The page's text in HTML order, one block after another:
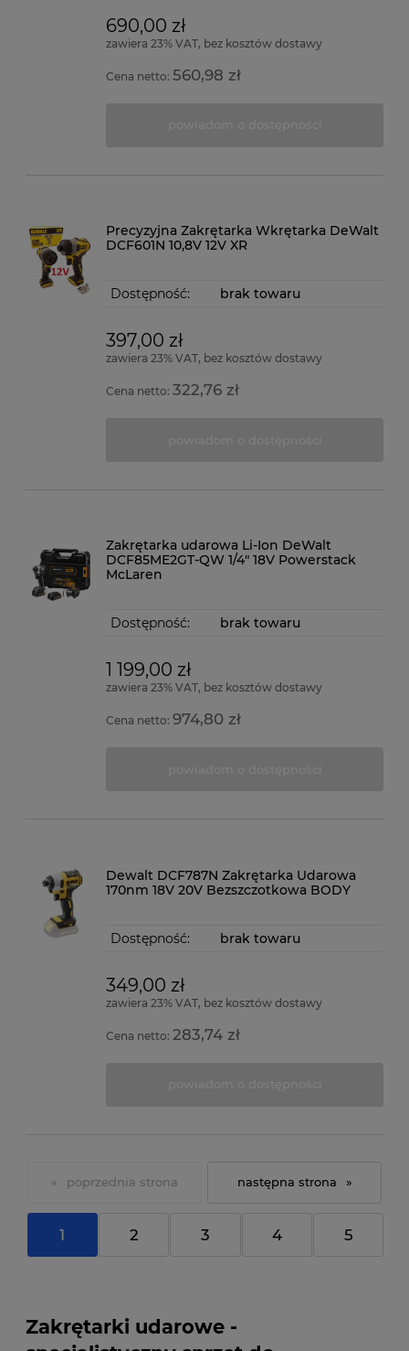
690,00 zł
zawiera 23% VAT, bez kosztów dostawy
Cena netto:560,98 zł
Precyzyjna Zakrętarka Wkrętarka DeWalt
DCF601N 10,8V 12V XR
Dostępność: brak towaru
397,00 zł
zawiera 23% VAT, bez kosztów dostawy
Cena netto:322,76 zł
Zakrętarka udarowa Li-Ion DeWalt
DCF85ME2GT-QW 1/4" 18V Powerstack
McLaren
Dostępność: brak towaru
1 199,00 zł
zawiera 23% VAT, bez kosztów dostawy
Cena netto:974,80 zł
Dewalt DCF787N Zakrętarka Udarowa
170nm 18V 20V Bezszczotkowa BODY
Dostępność: brak towaru
349,00 zł
zawiera 23% VAT, bez kosztów dostawy
Cena netto: 283,74 zł
«
1 2 3 4 5
»
Zakrętarki udarowe -